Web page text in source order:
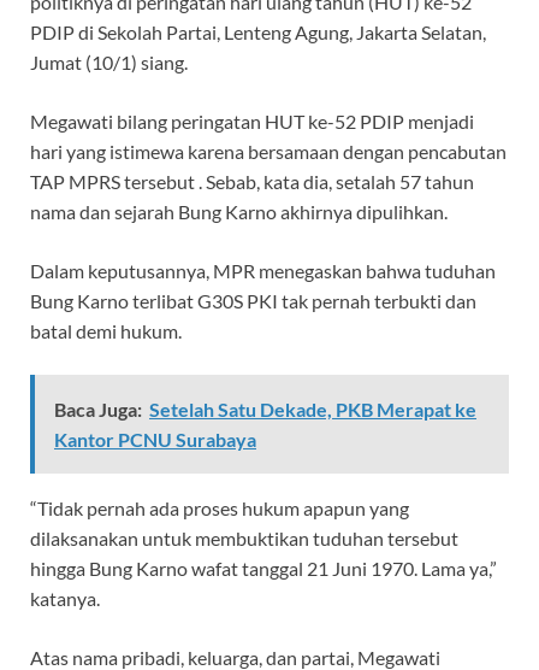
PDIP di Sekolah Partai, Lenteng Agung, Jakarta Selatan,
Jumat (10/1) siang.
Megawati bilang peringatan HUT ke-52 PDIP menjadi
hari yang istimewa karena bersamaan dengan pencabutan
TAP MPRS tersebut . Sebab, kata dia, setalah 57 tahun
nama dan sejarah Bung Karno akhirnya dipulihkan.
Dalam keputusannya, MPR menegaskan bahwa tuduhan
Bung Karno terlibat G30S PKI tak pernah terbukti dan
batal demi hukum.
Baca Juga: Setelah Satu Dekade, PKB Merapat ke
Kantor PCNU Surabaya
“Tidak pernah ada proses hukum apapun yang
dilaksanakan untuk membuktikan tuduhan tersebut
hingga Bung Karno wafat tanggal 21 Juni 1970. Lama ya,”
katanya.
Atas nama pribadi, keluarga, dan partai, Megawati